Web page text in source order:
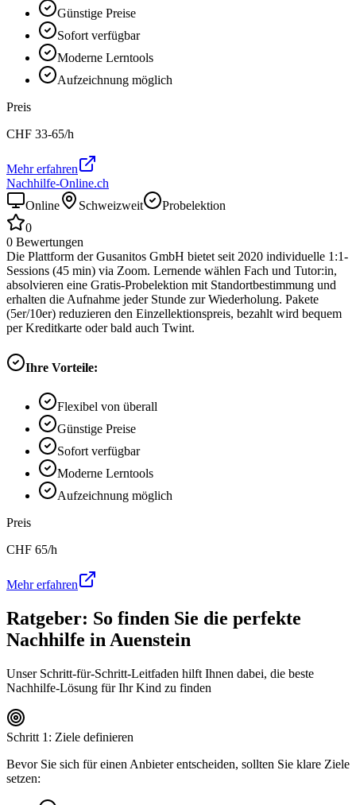
Günstige Preise
Sofort verfügbar
Moderne Lerntools
Aufzeichnung möglich
Preis
CHF 33-65/h
Mehr erfahren
Nachhilfe-Online.ch
Online
Schweizweit
Probelektion
0
0 Bewertungen
Die Plattform der Gusanitos GmbH bietet seit 2020 individuelle 1:1-
Sessions (45 min) via Zoom. Lernende wählen Fach und Tutor:in,
absolvieren eine Gratis-Probelektion mit Standortbestimmung und
erhalten die Aufnahme jeder Stunde zur Wiederholung. Pakete
(5er/10er) reduzieren den Einzellektionspreis, bezahlt wird bequem
per Kreditkarte oder bald auch Twint.
Ihre Vorteile:
Flexibel von überall
Günstige Preise
Sofort verfügbar
Moderne Lerntools
Aufzeichnung möglich
Preis
CHF 65/h
Mehr erfahren
Ratgeber: So finden Sie die perfekte
Nachhilfe in Auenstein
Unser Schritt-für-Schritt-Leitfaden hilft Ihnen dabei, die beste
Nachhilfe-Lösung für Ihr Kind zu finden
Schritt 1: Ziele definieren
Bevor Sie sich für einen Anbieter entscheiden, sollten Sie klare Ziele
setzen: